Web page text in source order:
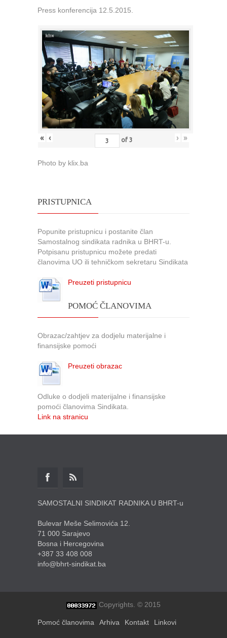
Press konferencija 12.5.2015.
« ‹ of 3 › »
Photo by klix.ba
PRISTUPNICA
Popunite pristupnicu i postanite član
Samostalnog sindikata radnika u BHRT-u.
Potpisanu pristupnicu možete predati
članovima UO ili tehničkom sekretaru Sindikata
Preuzeti pristupnicu
POMOĆ ČLANOVIMA
Obrazac/zahtjev za dodjelu materijalne i
finansijske pomoći
Preuzeti obrazac
Odluke o dodjeli materijalne i finansijske
pomoći članovima Sindikata.
Link na stranicu
SAMOSTALNI SINDIKAT RADNIKA U BHRT-u
Bulevar Meše Selimovića 12.
71 000 Sarajevo
Bosna i Hercegovina
+387 33 408 008
info@bhrt-sindikat.ba
Copyrights. © 2015
Pomoć članovima Arhiva Kontakt Linkovi